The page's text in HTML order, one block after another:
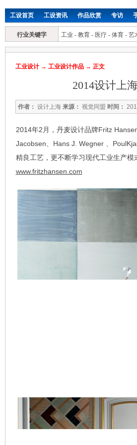
工设首页 工设资讯 作品欣赏 专访
行业关键字 工业 - 教育 - 医疗 - 体育 - 艺
工业设计 → 工业设计作品 → 正文
2014设计上
作者： 设计上海 来源： 视觉同盟 时间：
2014年2月，丹麦设计品牌Fritz
Jacobsen、Hans J. Wegner 、
精良工艺，更不断学习现代工业生产
www.fritzhansen.com